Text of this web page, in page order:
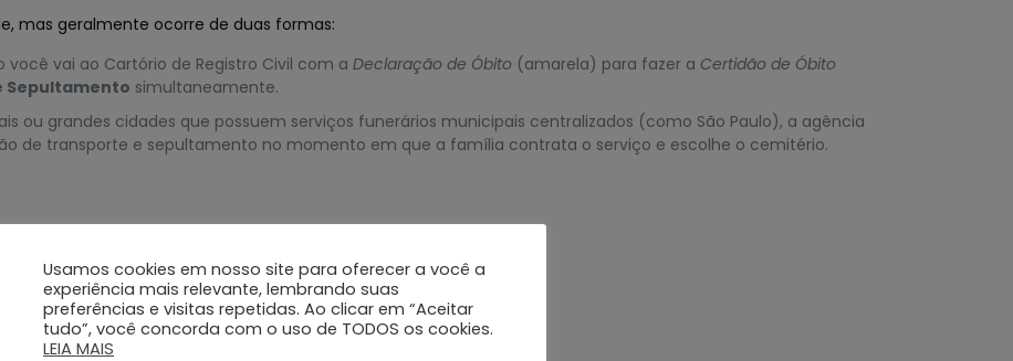
mas geralmente ocorre de duas formas:
você vai ao Cartório de Registro Civil com a Declaração de Óbito (amarela) para fazer a Certidão de Óbito
Sepultamento simultaneamente.
ou grandes cidades que possuem serviços funerários municipais centralizados (como São Paulo), a agência
de transporte e sepultamento no momento em que a família contrata o serviço e escolhe o cemitério.
onde o corpo será levado.
Usamos cookies em nosso site para oferecer a você a
experiência mais relevante, lembrando suas
preferências e visitas repetidas. Ao clicar em “Aceitar
tudo”, você concorda com o uso de TODOS os cookies.
LEIA MAIS